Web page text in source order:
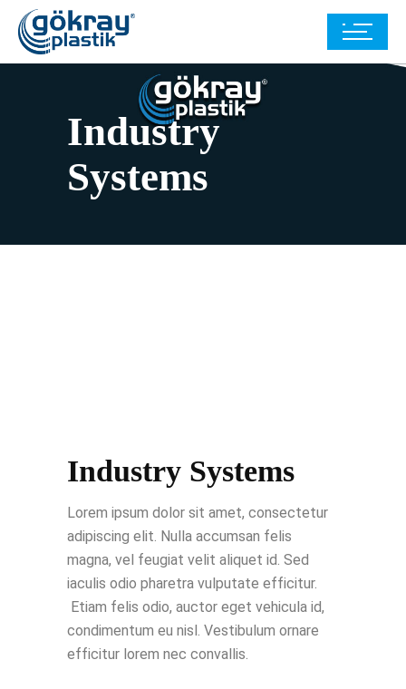
Industry
Systems
Industry Systems
Lorem ipsum dolor sit amet, consectetur
adipiscing elit. Nulla accumsan felis
magna, vel feugiat velit aliquet id. Sed
iaculis odio pharetra vulputate efficitur.
Etiam felis odio, auctor eget vehicula id,
condimentum eu nisl. Vestibulum ornare
efficitur lorem nec convallis.